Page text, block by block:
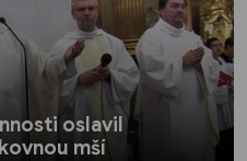
oslavil
mší